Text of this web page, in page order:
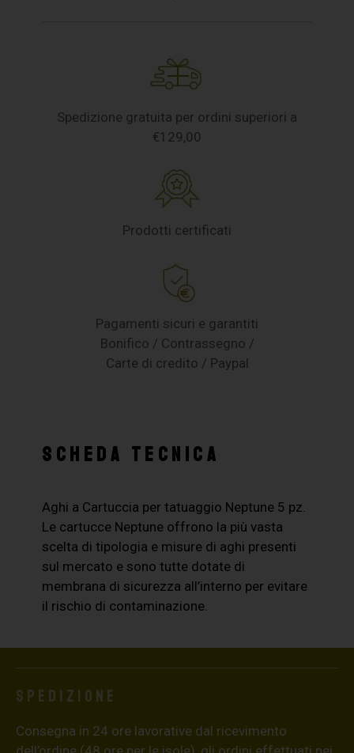
Spedizione gratuita per ordini superiori a
€129,00
Prodotti certificati
Pagamenti sicuri e garantiti
Bonifico / Contrassegno /
Carte di credito / Paypal
SCHEDA TECNICA
Aghi a Cartuccia per tatuaggio Neptune 5 pz.
Le cartucce Neptune offrono la più vasta
scelta di tipologia e misure di aghi presenti
sul mercato e sono tutte dotate di
membrana di sicurezza all’interno per evitare
il rischio di contaminazione.
Spedizione
Consegna in 24 ore lavorative dal ricevimento